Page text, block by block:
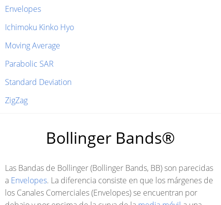
Envelopes
Ichimoku Kinko Hyo
Moving Average
Parabolic SAR
Standard Deviation
ZigZag
Bollinger Bands®
Las Bandas de Bollinger (Bollinger Bands, BB) son parecidas
a Envelopes. La diferencia consiste en que los márgenes de
los Canales Comerciales (Envelopes) se encuentran por